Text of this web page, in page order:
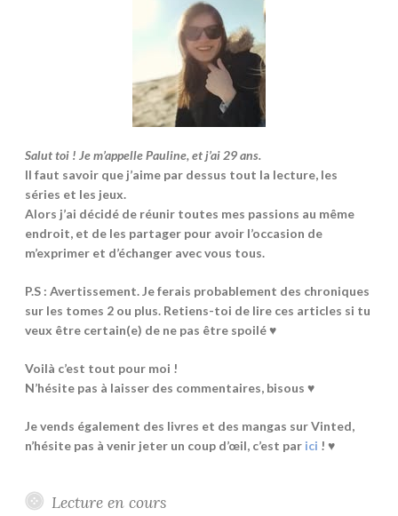
Salut toi ! Je m’appelle Pauline, et j’ai 29 ans.
Il faut savoir que j’aime par dessus tout la lecture, les
séries et les jeux.
Alors j’ai décidé de réunir toutes mes passions au même
endroit, et de les partager pour avoir l’occasion de
m’exprimer et d’échanger avec vous tous.
P.S : Avertissement. Je ferais probablement des chroniques
sur les tomes 2 ou plus. Retiens-toi de lire ces articles si tu
veux être certain(e) de ne pas être spoilé ♥
Voilà c’est tout pour moi !
N’hésite pas à laisser des commentaires, bisous ♥
Je vends également des livres et des mangas sur Vinted,
n’hésite pas à venir jeter un coup d’œil, c’est par ici ! ♥
Lecture en cours